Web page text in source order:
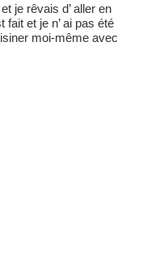
je rêvais d’ aller en
fait et je n’ ai pas été
moi-même avec